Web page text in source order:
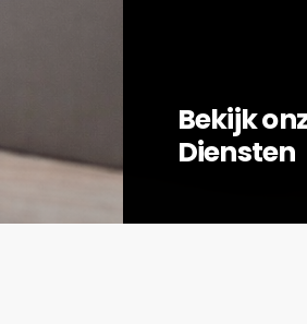
Bekijk
Diensten